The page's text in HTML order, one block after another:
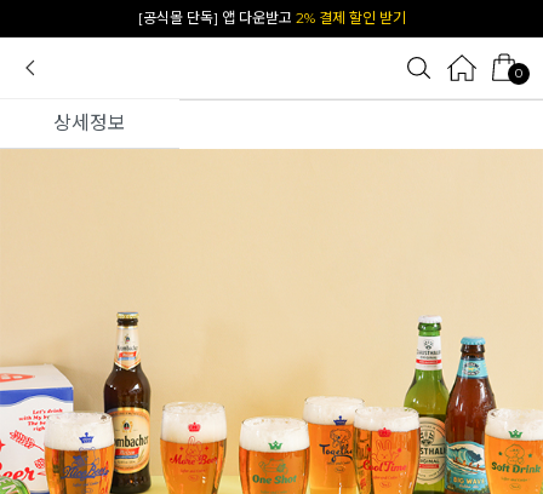
카카오 플친 추가하면1천원 즉시 할인 쿠폰
0
상세정보